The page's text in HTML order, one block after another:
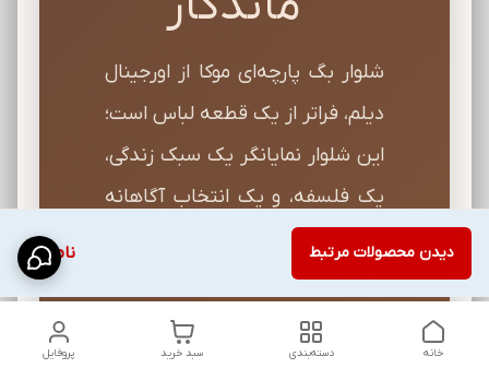
ناموجود دیدن محصولات مرتبط
شلوار بگ پارچه‌ای موکا از اورجینال
دیلم، فراتر از یک قطعه لباس است؛
این شلوار نمایانگر یک سبک زندگی،
یک فلسفه، و یک انتخاب آگاهانه
است. در دنیایی که مد سریع و
زودگذر حاکم است، انتخاب
محصولی با کیفیت بالا، طراحی
کلاسیک و دوام چندساله، نشان از
پروفایل سبد خرید دسته‌بندی خانه